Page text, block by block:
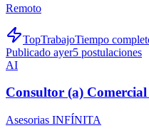
Remoto
TopTrabajoTiempo
Publicado ayer5 postulaciones
AI
Consultor (a)
Asesorias INFÍNITA